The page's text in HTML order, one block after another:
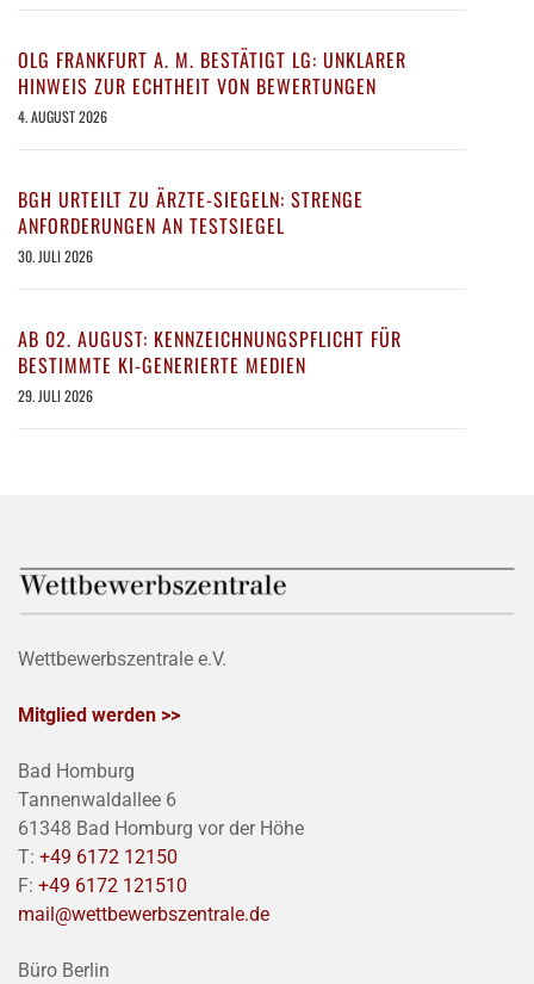
OLG FRANKFURT A. M. BESTÄTIGT LG: UNKLARER
HINWEIS ZUR ECHTHEIT VON BEWERTUNGEN
4. AUGUST 2026
BGH URTEILT ZU ÄRZTE-SIEGELN: STRENGE
ANFORDERUNGEN AN TESTSIEGEL
30. JULI 2026
AB 02. AUGUST: KENNZEICHNUNGSPFLICHT FÜR
BESTIMMTE KI-GENERIERTE MEDIEN
29. JULI 2026
Wettbewerbszentrale e.V.
Mitglied werden >>
Bad Homburg
Tannenwaldallee 6
61348 Bad Homburg vor der Höhe
T: +49 6172 12150
F: +49 6172 121510
mail@wettbewerbszentrale.de
Büro Berlin